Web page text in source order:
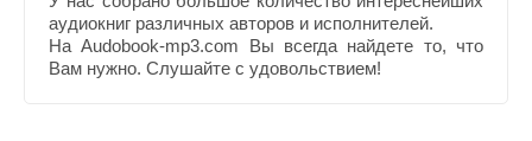
аудиокниг различных авторов и исполнителей.
На Audobook-mp3.com Вы всегда найдете то, что
Вам нужно. Слушайте с удовольствием!